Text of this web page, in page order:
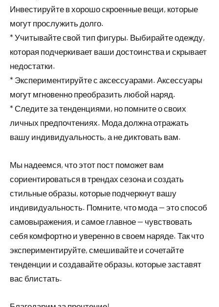
Инвестируйте в хорошо скроенные вещи, которые
могут прослужить долго.
* Учитывайте свой тип фигуры. Выбирайте одежду,
которая подчеркивает ваши достоинства и скрывает
недостатки.
* Экспериментируйте с аксессуарами. Аксессуары
могут мгновенно преобразить любой наряд.
* Следите за тенденциями, но помните о своих
личных предпочтениях. Мода должна отражать
вашу индивидуальность, а не диктовать вам.
Мы надеемся, что этот пост поможет вам
сориентироваться в трендах сезона и создать
стильные образы, которые подчеркнут вашу
индивидуальность. Помните, что мода — это способ
самовыражения, и самое главное — чувствовать
себя комфортно и уверенно в своем наряде. Так что
экспериментируйте, смешивайте и сочетайте
тенденции и создавайте образы, которые заставят
вас блистать.